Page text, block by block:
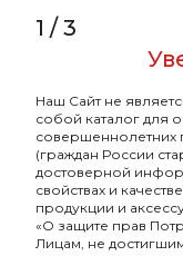
Ready с ароматом
Лаванда (Lav Wine),
Подробнее
ХИТ
1 /3
Наш Сайт не
собой каталог для
совершеннолетних
(граждан России
достоверной
свойствах и
продукции и
«О защите прав
Лицам, не